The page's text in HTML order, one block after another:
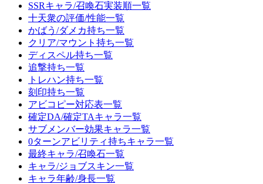
SSRキャラ/召喚石実装順一覧
十天衆の評価/性能一覧
かばう/ダメカ持ち一覧
クリア/マウント持ち一覧
ディスペル持ち一覧
追撃持ち一覧
トレハン持ち一覧
刻印持ち一覧
アビコピー対応表一覧
確定DA/確定TAキャラ一覧
サブメンバー効果キャラ一覧
0ターンアビリティ持ちキャラ一覧
最終キャラ/召喚石一覧
キャラ/ジョブスキン一覧
キャラ年齢/身長一覧